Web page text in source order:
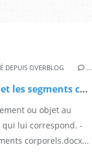
DEPUIS OVERBLOG …
Les vêtements et les segments corporels
ou objet au
lui correspond. -
corporels.docx...